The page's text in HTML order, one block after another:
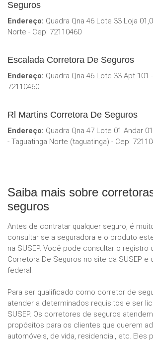
Seguros
Endereço: Quadra Qna 46 Lote 33 Loja
Norte - Cep: 72110460
Escalada Corretora De Seguros
Endereço: Quadra Qna 46 Lote 33 Apt 101
72110460
Rl Martins Corretora De Seguros
Endereço: Quadra Qna 47 Lote 01 Andar
- Taguatinga Norte (taguatinga) - Cep:
Saiba mais sobre
seguros
Antes de contratar qualquer seguro, é
consultar se a seguradora e o produto
na SUSEP. Você pode consultar o registro
Corretora De Seguros no site da SUSEP e
federal.
Para ser qualificado como corretor de
atender a determinados requisitos e ser
SUSEP. Os corretores de seguros
propósitos para os clientes que querem
automóveis, de vida, residencial, etc. Eles